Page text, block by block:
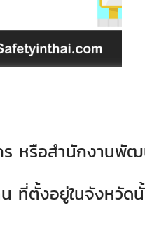
หรือสำนักงานพั
ที่ตั้งอยู่ในจังหวัด